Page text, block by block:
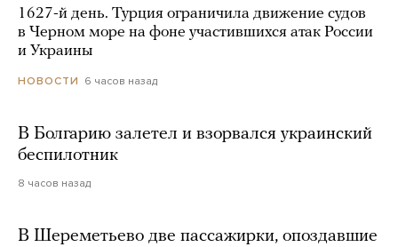
1627-й день. Турция ограничила движение судов
в Черном море на фоне участившихся атак России
и Украины
НОВОСТИ 6 часов назад
В Болгарию залетел и взорвался украинский
беспилотник
8 часов назад
В Шереметьево две пассажирки, опоздавшие